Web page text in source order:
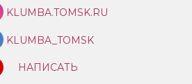
KLUMBA.TOMSK.RU
KLUMBA_TOMSK
НАПИСАТЬ